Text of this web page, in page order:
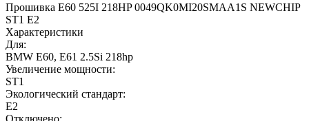
Прошивка E60 525I 218HP 0049QK0MI20SMAA1S NEWCHIP
ST1 E2
Характеристики
Для:
BMW E60, E61 2.5Si 218hp
Увеличение мощности:
ST1
Экологический стандарт:
E2
Отключено: